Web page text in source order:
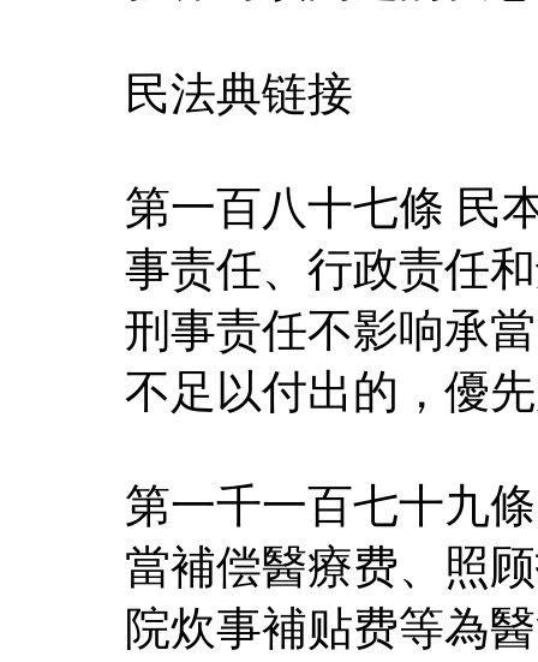
民法典链接
第一百八十七條 民
事责任、行政责任
刑事责任不影响承
不足以付出的，優
第一千一百七十九
當補偿醫療费、照
院炊事補贴费等為